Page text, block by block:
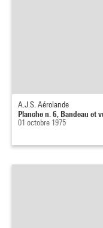
A.J.S. Aérolande
Planche n. 6, Bandeau et
01 octobre 1975